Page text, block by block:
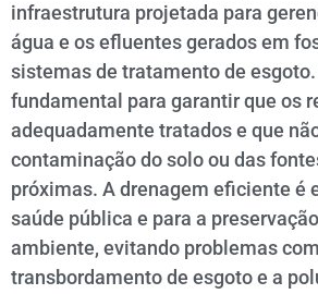
infraestrutura projetada para
água e os efluentes gerados em
sistemas de tratamento de
fundamental para garantir que os
adequadamente tratados e que
contaminação do solo ou das
próximas. A drenagem eficiente é
saúde pública e para a
ambiente, evitando problemas
transbordamento de esgoto e a